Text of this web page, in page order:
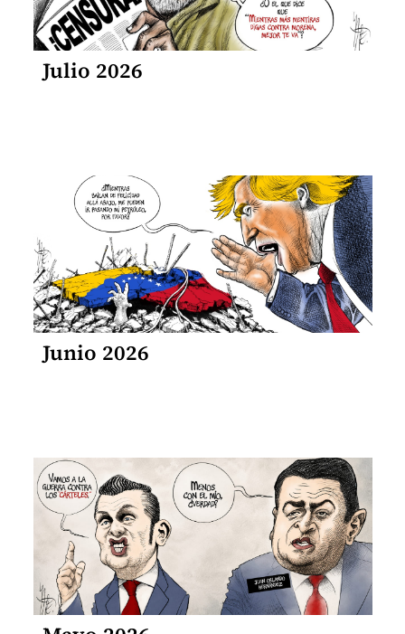
Julio 2026
Junio 2026